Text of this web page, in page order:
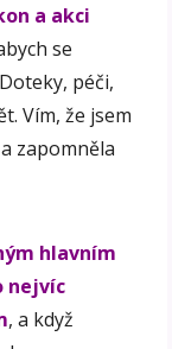
a akci
se
péči,
Vím, že jsem
zapomněla
hlavním
nejvíc
, a když